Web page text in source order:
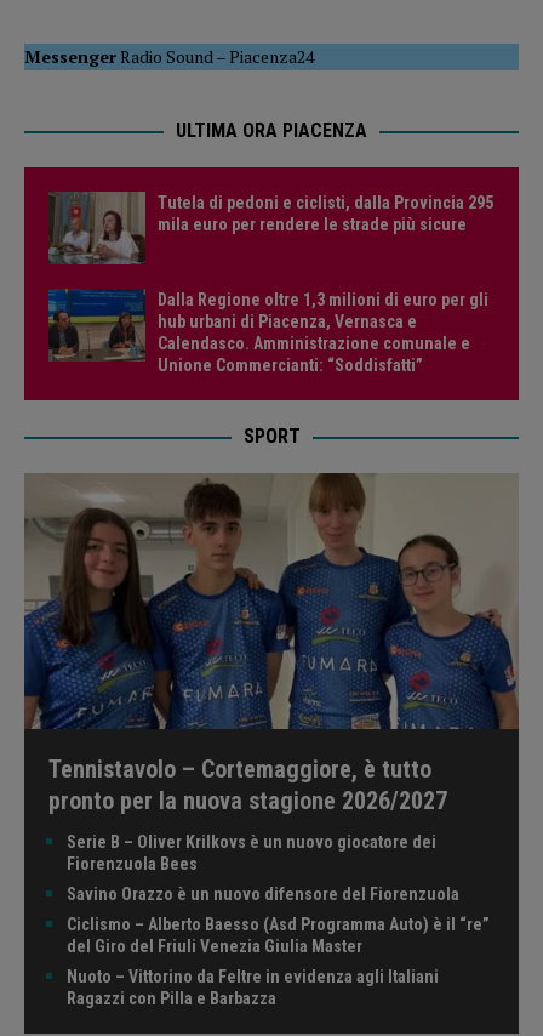
MessengerRadio Sound –Piacenza24
ULTIMA ORA PIACENZA
Tutela di pedoni e ciclisti, dalla Provincia 295
mila euro per rendere le strade più sicure
Dalla Regione oltre 1,3 milioni di euro per gli
hub urbani di Piacenza, Vernasca e
Calendasco. Amministrazione comunale e
Unione Commercianti: “Soddisfatti”
SPORT
Tennistavolo – Cortemaggiore, è tutto
pronto per la nuova stagione 2026/2027
Serie B – Oliver Krilkovs è un nuovo giocatore dei
Fiorenzuola Bees
Savino Orazzo è un nuovo difensore del Fiorenzuola
Ciclismo – Alberto Baesso (Asd Programma Auto) è il “re”
del Giro del Friuli Venezia Giulia Master
Nuoto – Vittorino da Feltre in evidenza agli Italiani
Ragazzi con Pilla e Barbazza